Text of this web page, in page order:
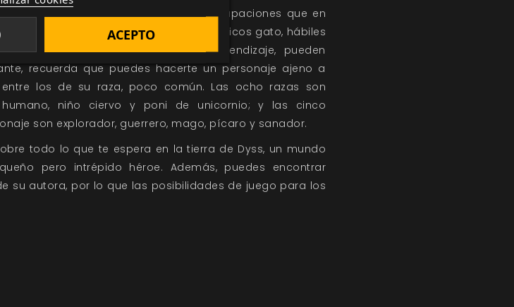
a ella sean más diestros en unas ocupaciones que en
o exploradores, mientras que los chicos gato, hábiles
su versatilidad y capacidad de aprendizaje, pueden
recuerda que puedes hacerte un personaje ajeno a
los de su raza, poco común. Las ocho razas son
niño ciervo y poni de unicornio; y las cinco
son explorador, guerrero, mago, pícaro y sanador.
todo lo que te espera en la tierra de Dyss, un mundo
pero intrépido héroe. Además, puedes encontrar
su autora, por lo que las posibilidades de juego para los
ACEPTO